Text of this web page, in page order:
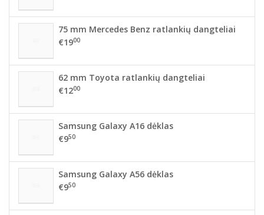
75 mm Mercedes Benz ratlankių dangteliai
€1900
62 mm Toyota ratlankių dangteliai
€1200
Samsung Galaxy A16 dėklas
€950
Samsung Galaxy A56 dėklas
€950